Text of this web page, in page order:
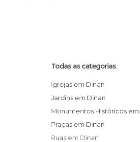
Todas as categorias
Igrejas em Dinan
Jardins em Dinan
Monumentos Históricos
Praças em Dinan
Ruas em Dinan